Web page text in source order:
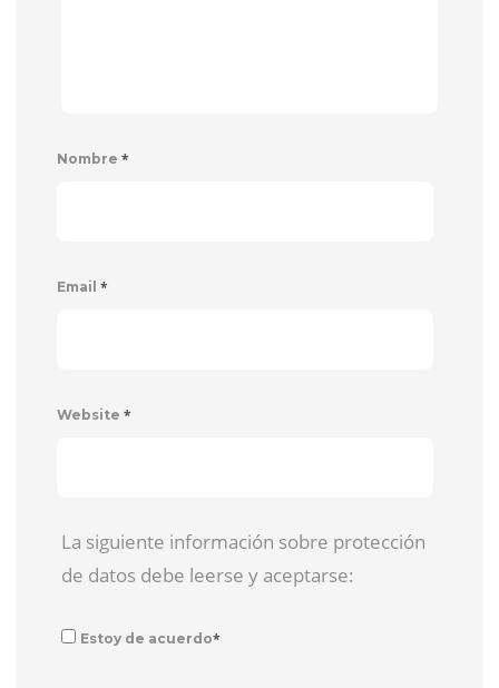
Nombre *
Email *
Website *
La siguiente información sobre protección
de datos debe leerse y aceptarse:
Estoy de acuerdo*